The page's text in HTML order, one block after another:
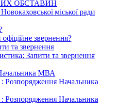
ОБСТАВИН
Новокаховської міської ради
офіційне звернення?
та звернення
Запити та звернення
МВА
Розпорядження Начальника
Розпорядження Начальника